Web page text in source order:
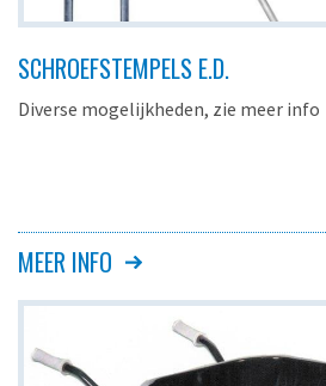
SCHROEFSTEMPELS E.D.
Diverse mogelijkheden, zie meer info
MEER INFO